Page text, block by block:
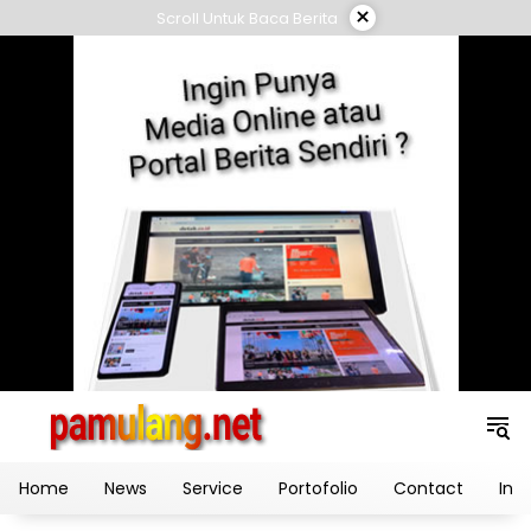
to
Scroll Untuk Baca Berita ×
Home News Service Portofolio Contact